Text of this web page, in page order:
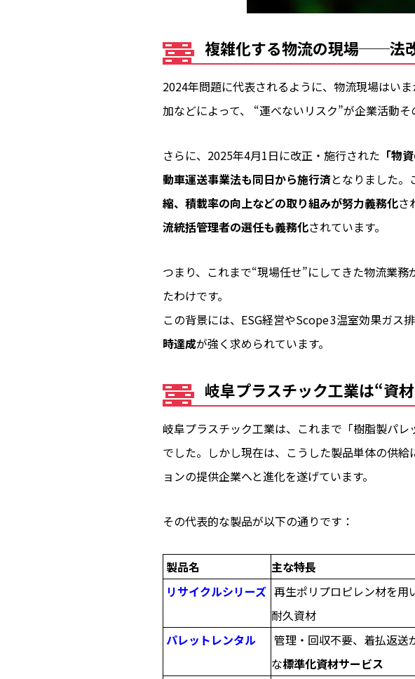
複雑化する物流の現場──法
2024年問題に代表されるように、物流現場はい
加などによって、 “運べないリスク”が企業活動そ
さらに、2025年4月1日に改正・施行された 「物
動車運送事業法も同日から施行済となりました。
縮、積載率の向上などの取り組みが努力義務化さ
流統括管理者の選任も義務化されています。
つまり、これまで“現場任せ”にしてきた物流業
たわけです。
この背景には、ESG経営やScope 3温室効果ガス
時達成が強く求められています。
岐阜プラスチック工業は“資
岐阜プラスチック工業は、これまで「樹脂製パ
でした。しかし現在は、こうした製品単体の供
ョンの提供企業へと進化を遂げています。
その代表的な製品が以下の通りです：
製品名 主な特長
リサイクルシリーズ 再生ポリプロピレン材を用
耐久資材
パレットレンタル
管理・回収不要、着払返送
な標準化資材サービス